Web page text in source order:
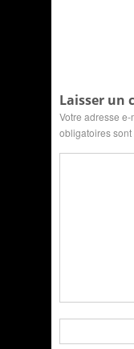
Laisser un
Votre adresse
obligatoires